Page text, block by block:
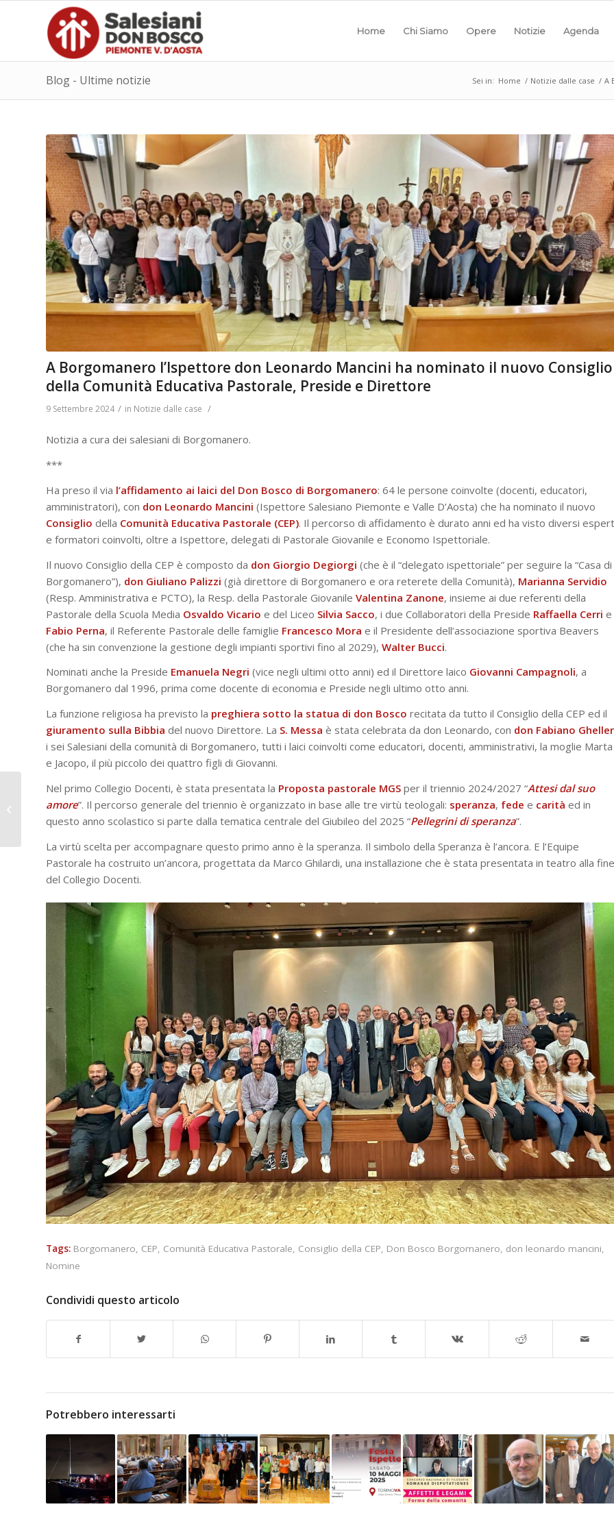
Home Chi Siamo Opere Notizie Agenda
Blog - Ultime notizie Sei in: Home / Notizie dalle case / A
A Borgomanero l’Ispettore don Leonardo Mancini ha nominato il nuovo Consiglio
della Comunità Educativa Pastorale, Preside e Direttore
9 Settembre 2024 / in Notizie dalle case /
Notizia a cura dei salesiani di Borgomanero.
***
Ha preso il via l’affidamento ai laici del Don Bosco di Borgomanero: 64 le persone coinvolte (docenti, educatori,
amministratori), con don Leonardo Mancini (Ispettore Salesiano Piemonte e Valle D’Aosta) che ha nominato il nuovo
Consiglio della Comunità Educativa Pastorale (CEP). Il percorso di affidamento è durato anni ed ha visto diversi
e formatori coinvolti, oltre a Ispettore, delegati di Pastorale Giovanile e Economo Ispettoriale.
Il nuovo Consiglio della CEP è composto da don Giorgio Degiorgi (che è il “delegato ispettoriale” per seguire la “Casa di
Borgomanero”), don Giuliano Palizzi (già direttore di Borgomanero e ora reterete della Comunità), Marianna Servidio
(Resp. Amministrativa e PCTO), la Resp. della Pastorale Giovanile Valentina Zanone, insieme ai due referenti della
Pastorale della Scuola Media Osvaldo Vicario e del Liceo Silvia Sacco, i due Collaboratori della Preside Raffaella Cerri e
Fabio Perna, il Referente Pastorale delle famiglie Francesco Mora e il Presidente dell’associazione sportiva Beavers
(che ha sin convenzione la gestione degli impianti sportivi fino al 2029), Walter Bucci.
Nominati anche la Preside Emanuela Negri (vice negli ultimi otto anni) ed il Direttore laico Giovanni Campagnoli, a
Borgomanero dal 1996, prima come docente di economia e Preside negli ultimo otto anni.
La funzione religiosa ha previsto la preghiera sotto la statua di don Bosco recitata da tutto il Consiglio della CEP ed il
giuramento sulla Bibbia del nuovo Direttore. La S. Messa è stata celebrata da don Leonardo, con don Fabiano Gheller
i sei Salesiani della comunità di Borgomanero, tutti i laici coinvolti come educatori, docenti, amministrativi, la moglie Marta
e Jacopo, il più piccolo dei quattro figli di Giovanni.
Nel primo Collegio Docenti, è stata presentata la Proposta pastorale MGS per il triennio 2024/2027 “Attesi dal suo
amore”. Il percorso generale del triennio è organizzato in base alle tre virtù teologali: speranza, fede e carità ed in
questo anno scolastico si parte dalla tematica centrale del Giubileo del 2025 “Pellegrini di speranza”.
La virtù scelta per accompagnare questo primo anno è la speranza. Il simbolo della Speranza è l’ancora. E l’Equipe
Pastorale ha costruito un’ancora, progettata da Marco Ghilardi, una installazione che è stata presentata in teatro alla fine
del Collegio Docenti.
Tags: Borgomanero, CEP, Comunità Educativa Pastorale, Consiglio della CEP, Don Bosco Borgomanero, don leonardo mancini,
Nomine
Condividi questo articolo
Potrebbero interessarti
Cultura in Basilica II
edizione: la Sindone,
testimone di un
grande amore